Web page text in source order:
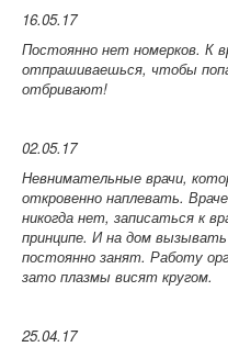
16.05.17
Постоянно нет номерков. К
отпрашиваешься, чтобы
отбривают!
02.05.17
Невнимательные врачи,
откровенно наплевать.
никогда нет, записаться к
принципе. И на дом
постоянно занят. Работу
зато плазмы висят кругом.
25.04.17